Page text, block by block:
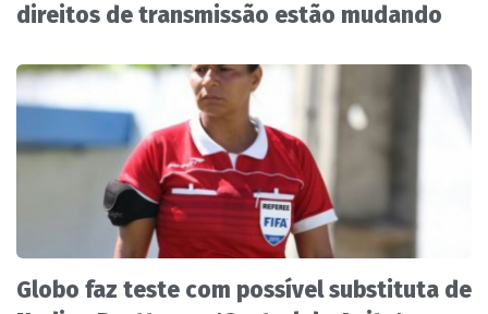
direitos de transmissão estão mudando
Globo faz teste com possível substituta de